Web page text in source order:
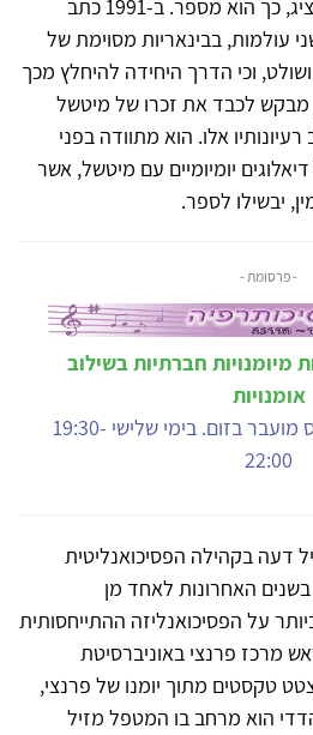
ביותר על הטענות שהוא מציג, כך הוא מספר. ב-1991 כתב
עולמות, בבינאריות מסוימת של
וכי הדרך היחידה להיחלץ מכך
מבקש לכבד את זכרו של מיטשל
אלו. הוא מתוודה בפני
יומיומיים עם מיטשל, אשר
יבשילו לספר.
- פרסומת -
מיומנויות חברתיות בשילוב
אומנויות
פתיחה 3.11.26. הקורס מועבר בזום. בימי שלישי 19:30-
22:00
דעה בקהילה הפסיכואנליטית
האחרונות לאחד מן
על הפסיכואנליזה ההתייחסותית
מרכז פרנצי באוניברסיטת
טקסטים מתוך יומנו של פרנצי,
הוא מרחב בו המטפל מזיל